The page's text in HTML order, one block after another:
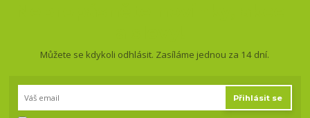
Můžete se kdykoli odhlásit. Zasíláme jednou za 14 dní.
Přihlásit se